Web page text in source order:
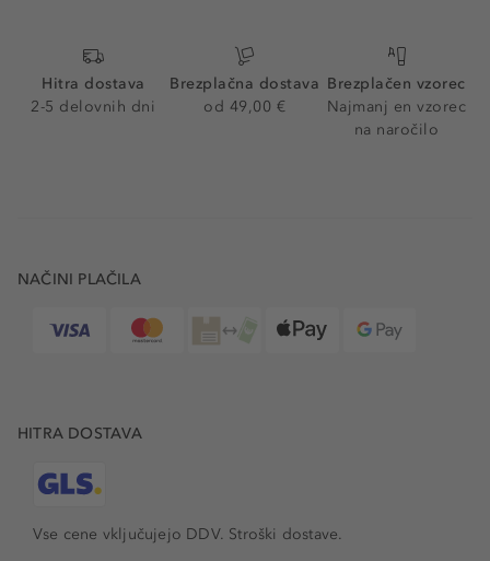
Hitra dostava
2-5 delovnih dni
Brezplačna dostava
od 49,00 €
Brezplačen vzorec
Najmanj en vzorec
na naročilo
NAČINI PLAČILA
HITRA DOSTAVA
Vse cene vključujejo DDV. Stroški dostave.